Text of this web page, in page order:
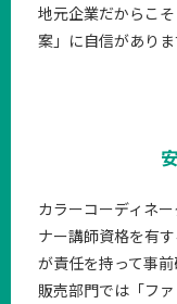
地元企業だからこ
案」に自信がありま
カラーコーディネ
ナー講師資格を有
が責任を持って事前
販売部門では「フ